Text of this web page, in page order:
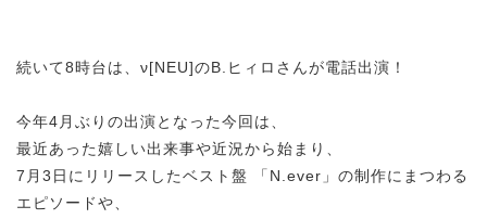
続いて8時台は、ν[NEU]のB.ヒィロさんが電話出演！
今年4月ぶりの出演となった今回は、
最近あった嬉しい出来事や近況から始まり、
7月3日にリリースしたベスト盤 「N.ever」の制作にまつわる
エピソードや、